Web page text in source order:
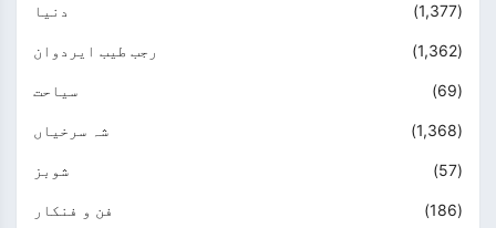
دنیا (1,377)
رجب طیب ایردوان (1,362)
سیاحت (69)
شہ سرخیاں (1,368)
شوبز (57)
فن و فنکار (186)